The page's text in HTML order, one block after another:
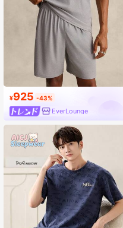
¥925 -43%
EverLounge